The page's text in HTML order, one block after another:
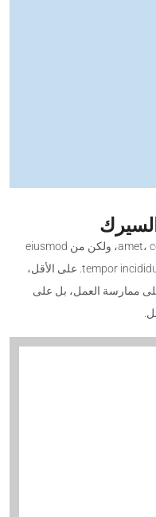
يجلس الألم amet، consectetur adipiscing elit، ولكن من eiusmod
tempor incididunt ut labore et dolore magna aliqua. على الأقل،
على ممارسة العمل، بل على